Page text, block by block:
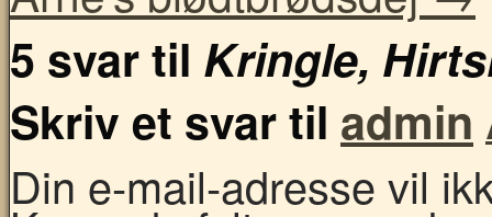
5 svar til Kringle,
Skriv et svar til admin
Din e-mail-adresse vil